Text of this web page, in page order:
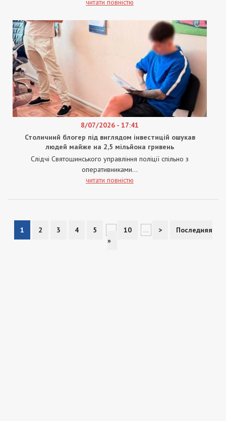
читати повністю
8/07/2026 - 17:41
Столичний блогер під виглядом інвестицій ошукав
людей майже на 2,5 мільйона гривень
Слідчі Святошинського управління поліції спільно з
оперативниками...
читати повністю
1 2 3 4 5 10 ... >
Последняя
»